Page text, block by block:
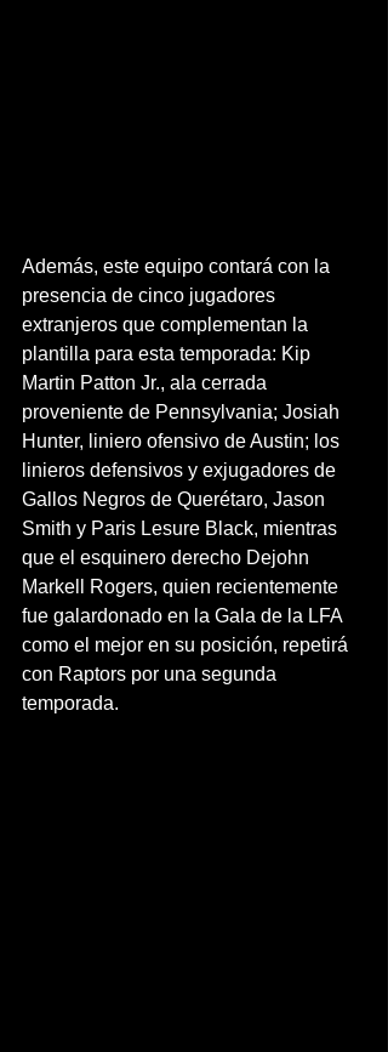
Además, este equipo contará con la
presencia de cinco jugadores
extranjeros que complementan la
plantilla para esta temporada: Kip
Martin Patton Jr., ala cerrada
proveniente de Pennsylvania; Josiah
Hunter, liniero ofensivo de Austin; los
linieros defensivos y exjugadores de
Gallos Negros de Querétaro, Jason
Smith y Paris Lesure Black, mientras
que el esquinero derecho Dejohn
Markell Rogers, quien recientemente
fue galardonado en la Gala de la LFA
como el mejor en su posición, repetirá
con Raptors por una segunda
temporada.